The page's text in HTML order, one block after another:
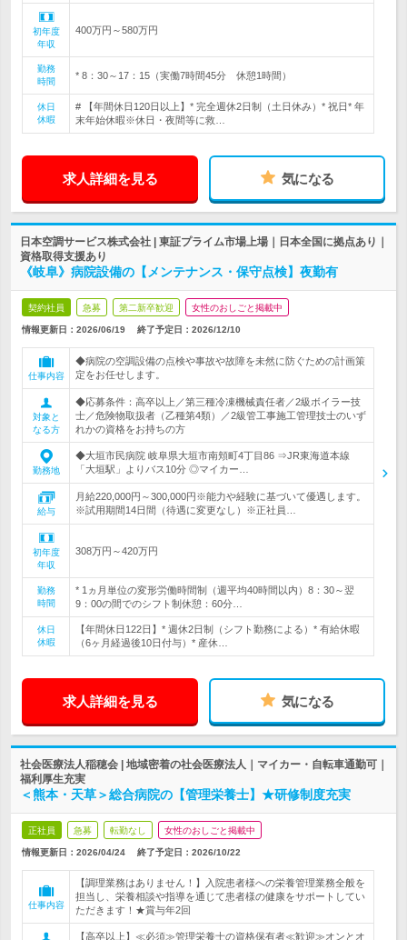
初年度
年収
400万円～580万円
勤務
時間
* 8：30～17：15（実働7時間45分 休憩1時間）
休日
休暇
# 【年間休日120日以上】* 完全週休2日制（土日休み）* 祝日* 年
末年始休暇※休日・夜間等に救…
求人詳細を見る 気になる
日本空調サービス株式会社 | 東証プライム市場上場｜日本全国に拠点あり｜
資格取得支援あり
《岐阜》病院設備の【メンテナンス・保守点検】夜勤有
契約社員 急募 第二新卒歓迎 女性のおしごと掲載中
情報更新日：2026/06/19 終了予定日： 2026/12/10
仕事内容
◆病院の空調設備の点検や事故や故障を未然に防ぐための計画策
定をお任せします。
対象と
なる方
◆応募条件：高卒以上／第三種冷凍機械責任者／2級ボイラー技
士／危険物取扱者（乙種第4類）／2級管工事施工管理技士のいず
れかの資格をお持ちの方
勤務地
◆大垣市民病院 岐阜県大垣市南頬町4丁目86 ⇒JR東海道本線
「大垣駅」よりバス10分 ◎マイカー…
給与
月給220,000円～300,000円※能力や経験に基づいて優遇します。
※試用期間14日間（待遇に変更なし）※正社員…
初年度
年収
308万円～420万円
勤務
時間
* 1ヵ月単位の変形労働時間制（週平均40時間以内）8：30～翌
9：00の間でのシフト制休憩：60分…
休日
休暇
【年間休日122日】* 週休2日制（シフト勤務による）* 有給休暇
（6ヶ月経過後10日付与）* 産休…
求人詳細を見る 気になる
社会医療法人稲穂会 | 地域密着の社会医療法人｜マイカー・自転車通勤可｜
福利厚生充実
＜熊本・天草＞総合病院の【管理栄養士】★研修制度充実
正社員 急募 転勤なし 女性のおしごと掲載中
情報更新日：2026/04/24 終了予定日： 2026/10/22
仕事内容
【調理業務はありません！】入院患者様への栄養管理業務全般を
担当し、栄養相談や指導を通じて患者様の健康をサポートしてい
ただきます！★賞与年2回
【高卒以上】≪必須≫管理栄養士の資格保有者≪歓迎≫オンとオ